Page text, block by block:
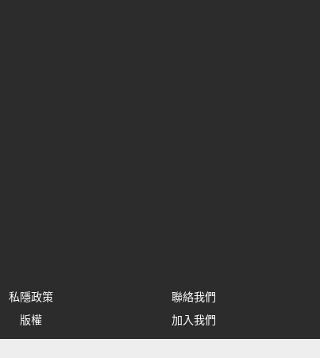
私隱政策
聯絡我們
版權 加入我們